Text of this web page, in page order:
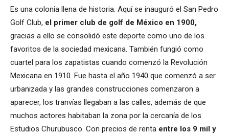
Es una colonia llena de historia. Aquí se inauguró el San Pedro
Golf Club, el primer club de golf de México en 1900,
gracias a ello se consolidó este deporte como uno de los
favoritos de la sociedad mexicana. También fungió como
cuartel para los zapatistas cuando comenzó la Revolución
Mexicana en 1910. Fue hasta el año 1940 que comenzó a ser
urbanizada y las grandes construcciones comenzaron a
aparecer, los tranvías llegaban a las calles, además de que
muchos actores habitaban la zona por la cercanía de los
Estudios Churubusco. Con precios de renta entre los 9 mil y